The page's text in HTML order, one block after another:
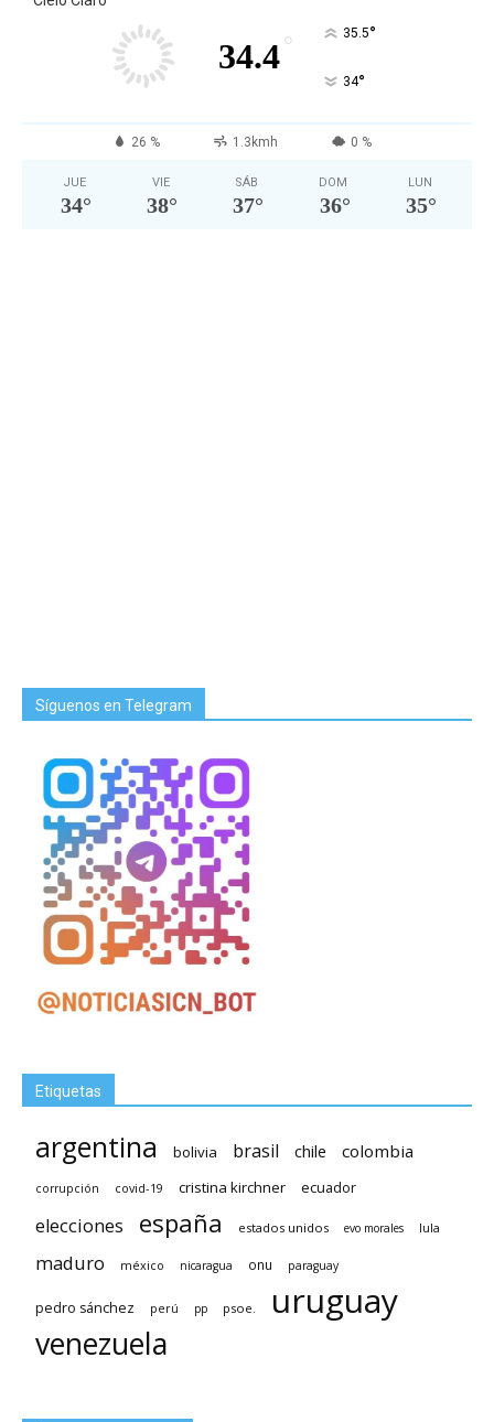
34.4° 35.5°
34°
26 % 1.3kmh 0 %
JUE
34°
VIE
38°
SÁB
37°
DOM
36°
LUN
35°
Síguenos en Telegram
Etiquetas
argentina bolivia brasil chile colombia
corrupción covid-19 cristina kirchner ecuador
elecciones españa estados unidos evo morales lula
maduro méxico nicaragua onu paraguay
pedro sánchez perú pp psoe. uruguay
venezuela